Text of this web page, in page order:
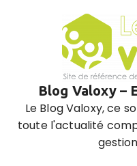
Blog Valoxy –
Le Blog Valoxy, ce
toute l'actualité